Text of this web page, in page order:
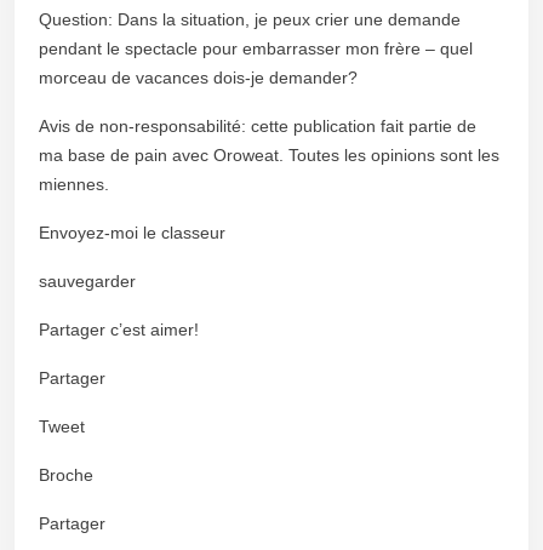
Question: Dans la situation, je peux crier une demande
pendant le spectacle pour embarrasser mon frère – quel
morceau de vacances dois-je demander?
Avis de non-responsabilité: cette publication fait partie de
ma base de pain avec Oroweat. Toutes les opinions sont les
miennes.
Envoyez-moi le classeur
sauvegarder
Partager c’est aimer!
Partager
Tweet
Broche
Partager